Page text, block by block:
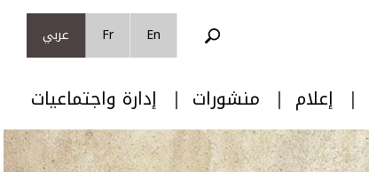
En
Fr عربي
إعلام منشورات إدارة واجتماعيات